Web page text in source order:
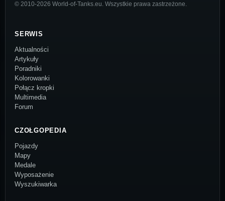
© 2010-2026 World-of-Tanks.eu. Wszystkie prawa zastrzeżone.
SERWIS
Aktualności
Artykuły
Poradniki
Kolorowanki
Połącz kropki
Multimedia
Forum
CZOŁGOPEDIA
Pojazdy
Mapy
Medale
Wyposażenie
Wyszukiwarka